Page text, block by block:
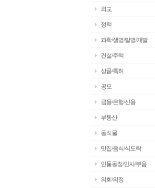
외교
정책
과학/생명/발명/개발
건설/주택
상품/특허
공모
금융/은행/신용
부동산
동식물
맛집/음식/식도락
인물동정/인사/부음
의회/의정